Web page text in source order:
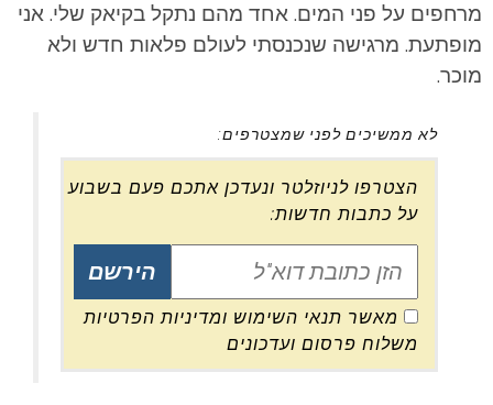
מרחפים על פני המים. אחד מהם נתקל בקיאק שלי. אני
מופתעת. מרגישה שנכנסתי לעולם פלאות חדש ולא
מוכר.
לא ממשיכים לפני שמצטרפים:
הצטרפו לניוזלטר ונעדכן אתכם פעם בשבוע
על כתבות חדשות:
מאשר תנאי השימוש ומדיניות הפרטיות
משלוח פרסום ועדכונים